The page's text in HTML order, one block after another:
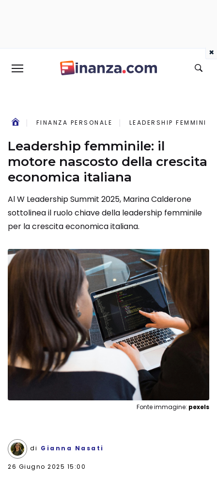
FINANZA PERSONALE LEADERSHIP
Leadership femminile: il
motore nascosto della crescita
economica italiana
Al W Leadership Summit 2025, Marina Calderone
sottolinea il ruolo chiave della leadership femminile
per la crescita economica italiana.
Fonte immagine: pexels
di Gianna Nasati
26 Giugno 2025 15:00
×